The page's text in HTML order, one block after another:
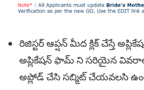
రిజిస్టర్ ఆప్షన్ మీద క్లిక్ చేస్తే
అప్లికేషన్ ఫామ్ ని సరియైన
అప్లోడ్ చేసి సబ్మిట్ చేయవలసి